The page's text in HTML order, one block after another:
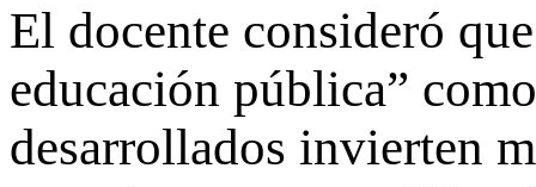
El docente consideró
educación pública”
desarrollados invierten